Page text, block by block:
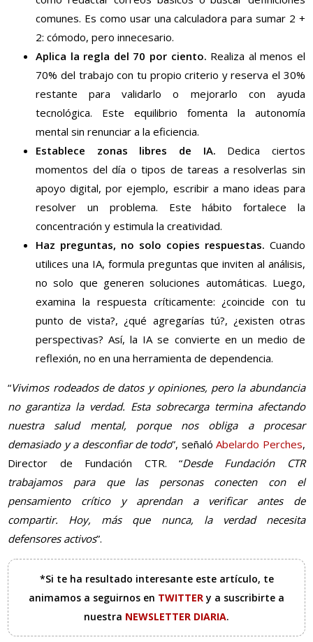
comunes. Es como usar una calculadora para sumar 2 +
2: cómodo, pero innecesario.
Aplica la regla del 70 por ciento. Realiza al menos el
70% del trabajo con tu propio criterio y reserva el 30%
restante para validarlo o mejorarlo con ayuda
tecnológica. Este equilibrio fomenta la autonomía
mental sin renunciar a la eficiencia.
Establece zonas libres de IA. Dedica ciertos
momentos del día o tipos de tareas a resolverlas sin
apoyo digital, por ejemplo, escribir a mano ideas para
resolver un problema. Este hábito fortalece la
concentración y estimula la creatividad.
Haz preguntas, no solo copies respuestas. Cuando
utilices una IA, formula preguntas que inviten al análisis,
no solo que generen soluciones automáticas. Luego,
examina la respuesta críticamente: ¿coincide con tu
punto de vista?, ¿qué agregarías tú?, ¿existen otras
perspectivas? Así, la IA se convierte en un medio de
reflexión, no en una herramienta de dependencia.
“Vivimos rodeados de datos y opiniones, pero la abundancia
no garantiza la verdad. Esta sobrecarga termina afectando
nuestra salud mental, porque nos obliga a procesar
demasiado y a desconfiar de todo”, señalóAbelardo Perches,
Director de Fundación CTR. “Desde Fundación CTR
trabajamos para que las personas conecten con el
pensamiento crítico y aprendan a verificar antes de
compartir. Hoy, más que nunca, la verdad necesita
defensores activos”.
*Si te ha resultado interesante este artículo, te
animamos a seguirnos en TWITTERy a suscribirte a
nuestra NEWSLETTER DIARIA.